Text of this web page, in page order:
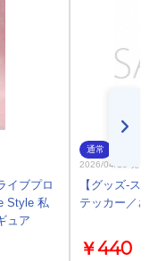
イブプロ
Style 私
ュア
通常
2026/04/18 発売
【グッズ-ス
テッカー／さ
￥440